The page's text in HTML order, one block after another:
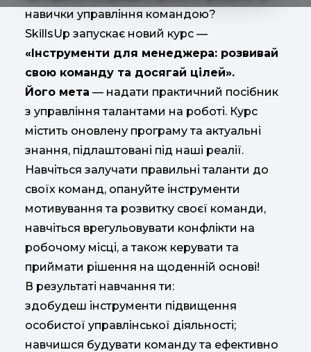
навички управління командою?
SkillsUp запускає новий курс —
«Інструменти для менеджера: розвивай
свою команду та досягай цілей».
Його мета — надати практичний посібник
з управління талантами на роботі. Курс
містить оновлену програму та актуальні
знання, підлаштовані під наші реалії.
Навчіться залучати правильні таланти до
своїх команд, опануйте інструменти
мотивування та розвитку своєї команди,
навчіться врегульовувати конфлікти на
робочому місці, а також керувати та
приймати рішення на щоденній основі!
В результаті навчання ти:
здобудеш інструменти підвищення
особистої управлінської діяльності;
навчишся будувати команду та ефективно